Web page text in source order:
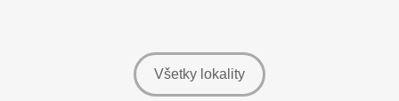
Všetky lokality